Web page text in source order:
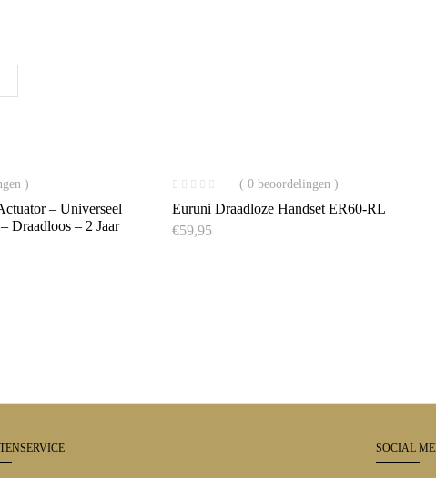
)
– Universeel
Draadloos – 2 Jaar
( 0 beoordelingen )
Euruni Draadloze Handset ER60-RL
€59,95
SOCIAL